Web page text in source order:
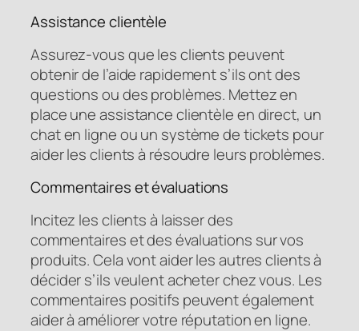
Assistance clientèle
Assurez-vous que les clients peuvent
obtenir de l’aide rapidement s’ils ont des
questions ou des problèmes. Mettez en
place une assistance clientèle en direct, un
chat en ligne ou un système de tickets pour
aider les clients à résoudre leurs problèmes.
Commentaires et évaluations
Incitez les clients à laisser des
commentaires et des évaluations sur vos
produits. Cela vont aider les autres clients à
décider s’ils veulent acheter chez vous. Les
commentaires positifs peuvent également
aider à améliorer votre réputation en ligne.